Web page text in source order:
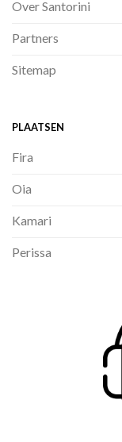
Over Santorini
Partners
Sitemap
PLAATSEN
Fira
Oia
Kamari
Perissa